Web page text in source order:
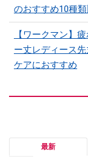
のおすすめ10種類
【ワークマン】
ー丈レディース
ケアにおすすめ
最新